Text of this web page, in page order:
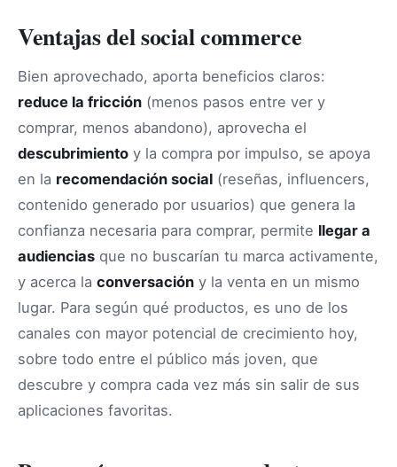
Ventajas del social commerce
Bien aprovechado, aporta beneficios claros:
reduce la fricción (menos pasos entre ver y
comprar, menos abandono), aprovecha el
descubrimiento y la compra por impulso, se apoya
en la recomendación social (reseñas, influencers,
contenido generado por usuarios) que genera la
confianza necesaria para comprar, permite llegar a
audiencias que no buscarían tu marca activamente,
y acerca la conversación y la venta en un mismo
lugar. Para según qué productos, es uno de los
canales con mayor potencial de crecimiento hoy,
sobre todo entre el público más joven, que
descubre y compra cada vez más sin salir de sus
aplicaciones favoritas.